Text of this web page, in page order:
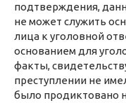
подтверждения,
не может служить
лица к уголовной
основанием для
факты,
преступлении не
было продиктовано